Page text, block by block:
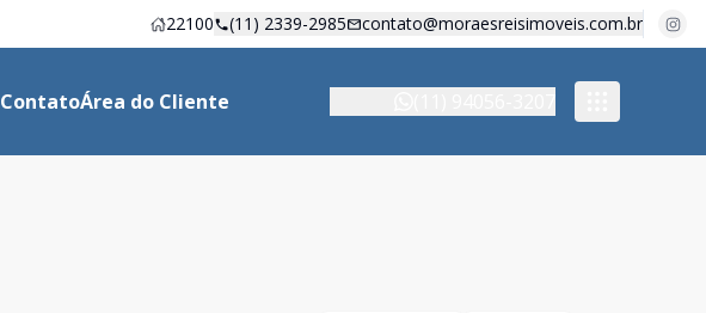
22100 (11) 2339-2985 contato@moraesreisimoveis.com.br
ContatoÁrea do Cliente